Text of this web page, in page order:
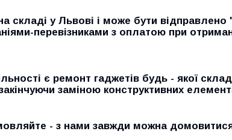
складі у Львові і може бути
перевізниками з оплатою при
є ремонт гаджетів будь - якої
заміною конструктивних
- з нами завжди можна